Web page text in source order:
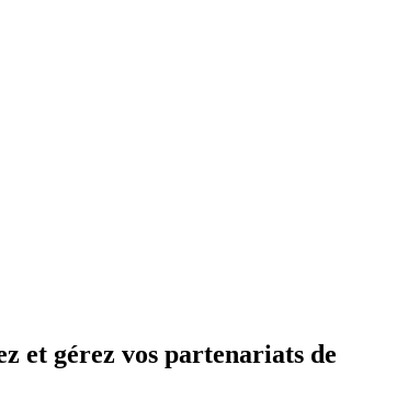
et gérez vos partenariats de